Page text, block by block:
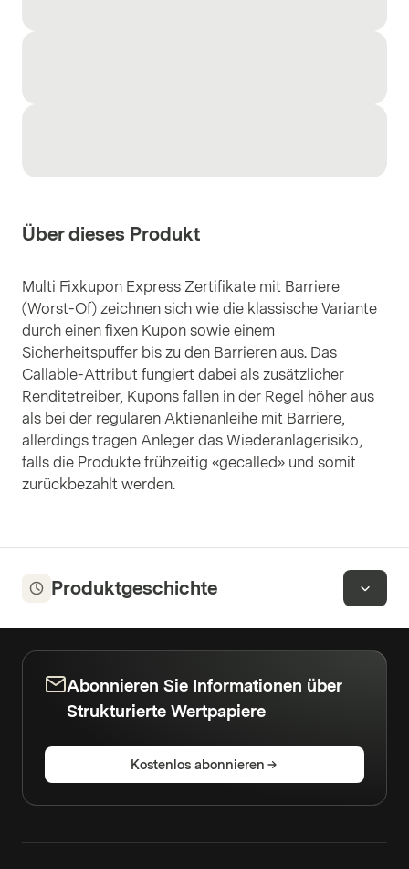
Über dieses Produkt
Multi Fixkupon Express Zertifikate mit Barriere
(Worst-Of) zeichnen sich wie die klassische Variante
durch einen fixen Kupon sowie einem
Sicherheitspuffer bis zu den Barrieren aus. Das
Callable-Attribut fungiert dabei als zusätzlicher
Renditetreiber, Kupons fallen in der Regel höher aus
als bei der regulären Aktienanleihe mit Barriere,
allerdings tragen Anleger das Wiederanlagerisiko,
falls die Produkte frühzeitig «gecalled» und somit
zurückbezahlt werden.
Produktgeschichte
Abonnieren Sie Informationen über
Strukturierte Wertpapiere
Kostenlos abonnieren